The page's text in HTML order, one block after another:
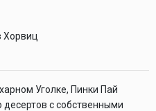
Хорвиц
Уголке, Пинки Пай
с собственными